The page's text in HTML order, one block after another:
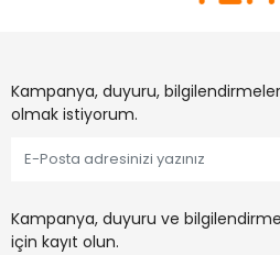
Kampanya, duyuru,
olmak istiyorum.
Kampanya, duyuru ve
için kayıt olun.